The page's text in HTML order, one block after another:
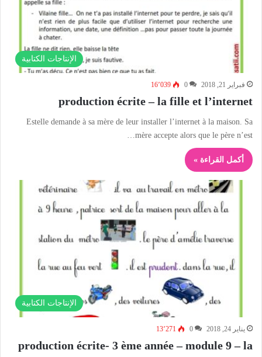
الإنتاجات الكتابية
فبراير 21, 2018 0 16٬039
production écrite – la fille et l’internet
Estelle demande à sa mère de leur installer l’internet à la maison. Sa
mère accepte alors que le père n’est…
أكمل القراءة »
الإنتاجات الكتابية
يناير 24, 2018 0 13٬271
production écrite- 3 ème année – module 9 – la